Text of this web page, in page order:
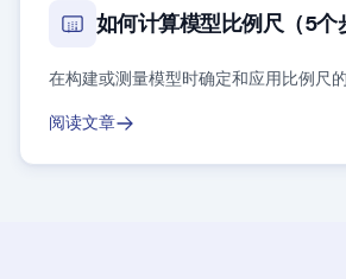
如何计算模型比例尺（5个
在构建或测量模型时确定和应用比例尺
阅读文章